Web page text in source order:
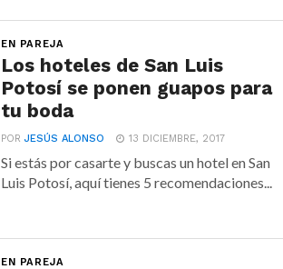
EN PAREJA
Los hoteles de San Luis
Potosí se ponen guapos para
tu boda
PORJESÚS ALONSO 13 DICIEMBRE, 2017
Si estás por casarte y buscas un hotel en San
Luis Potosí, aquí tienes 5 recomendaciones...
EN PAREJA